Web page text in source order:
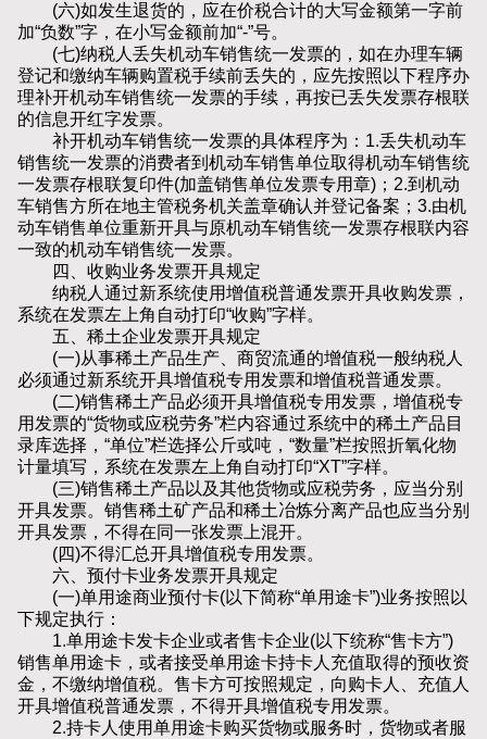
(六)如发生退货的，应在价税合计的大写金额第一字前
加“负数”字，在小写金额前加“-”号。
(七)纳税人丢失机动车销售统一发票的，如在办理车辆
登记和缴纳车辆购置税手续前丢失的，应先按照以下程序办
理补开机动车销售统一发票的手续，再按已丢失发票存根联
的信息开红字发票。
补开机动车销售统一发票的具体程序为：1.丢失机动车
销售统一发票的消费者到机动车销售单位取得机动车销售统
一发票存根联复印件(加盖销售单位发票专用章)；2.到机动
车销售方所在地主管税务机关盖章确认并登记备案；3.由机
动车销售单位重新开具与原机动车销售统一发票存根联内容
一致的机动车销售统一发票。
四、收购业务发票开具规定
纳税人通过新系统使用增值税普通发票开具收购发票，
系统在发票左上角自动打印“收购”字样。
五、稀土企业发票开具规定
(一)从事稀土产品生产、商贸流通的增值税一般纳税人
必须通过新系统开具增值税专用发票和增值税普通发票。
(二)销售稀土产品必须开具增值税专用发票，增值税专
用发票的“货物或应税劳务”栏内容通过系统中的稀土产品目
录库选择，“单位”栏选择公斤或吨，“数量”栏按照折氧化物
计量填写，系统在发票左上角自动打印“XT”字样。
(三)销售稀土产品以及其他货物或应税劳务，应当分别
开具发票。销售稀土矿产品和稀土冶炼分离产品也应当分别
开具发票，不得在同一张发票上混开。
(四)不得汇总开具增值税专用发票。
六、预付卡业务发票开具规定
(一)单用途商业预付卡(以下简称“单用途卡”)业务按照以
下规定执行：
1.单用途卡发卡企业或者售卡企业(以下统称“售卡方”)
销售单用途卡，或者接受单用途卡持卡人充值取得的预收资
金，不缴纳增值税。售卡方可按照规定，向购卡人、充值人
开具增值税普通发票，不得开具增值税专用发票。
2.持卡人使用单用途卡购买货物或服务时，货物或者服